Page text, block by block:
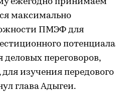
максимально
ПМЭФ для
потенциала
переговоров,
изучения передового
глава Адыгеи.